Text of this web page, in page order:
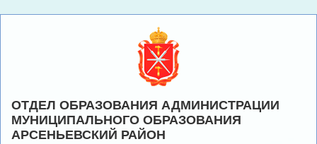
ОТДЕЛ ОБРАЗОВАНИЯ АДМИНИСТРАЦИИ
МУНИЦИПАЛЬНОГО ОБРАЗОВАНИЯ
АРСЕНЬЕВСКИЙ РАЙОН